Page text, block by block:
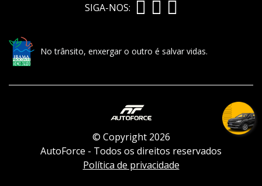
SIGA-NOS:
No trânsito, enxergar o outro é salvar vidas.
© Copyright 2026
AutoForce - Todos os direitos reservados
Política de privacidade